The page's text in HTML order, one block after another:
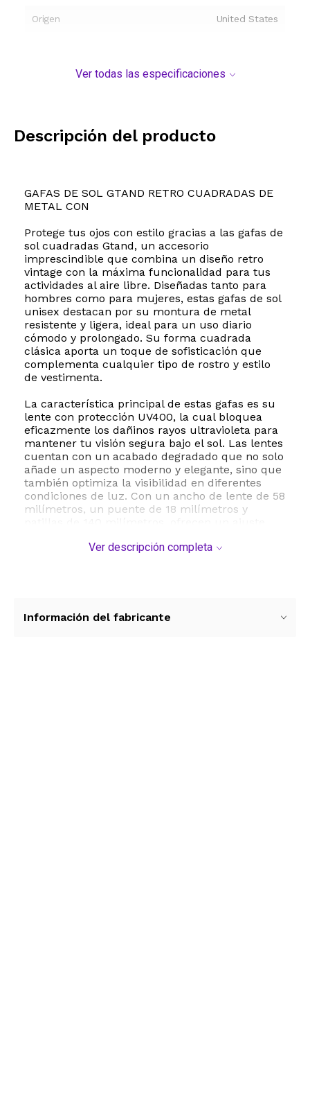
Origen United States
Ver todas las especificaciones
Descripción del producto
GAFAS DE SOL GTAND RETRO CUADRADAS DE
METAL CON
Protege tus ojos con estilo gracias a las gafas de
sol cuadradas Gtand, un accesorio
imprescindible que combina un diseño retro
vintage con la máxima funcionalidad para tus
actividades al aire libre. Diseñadas tanto para
hombres como para mujeres, estas gafas de sol
unisex destacan por su montura de metal
resistente y ligera, ideal para un uso diario
cómodo y prolongado. Su forma cuadrada
clásica aporta un toque de sofisticación que
complementa cualquier tipo de rostro y estilo
de vestimenta.
La característica principal de estas gafas es su
lente con protección UV400, la cual bloquea
eficazmente los dañinos rayos ultravioleta para
mantener tu visión segura bajo el sol. Las lentes
cuentan con un acabado degradado que no solo
añade un aspecto moderno y elegante, sino que
también optimiza la visibilidad en diferentes
condiciones de luz. Con un ancho de lente de 58
milímetros, un puente de 18 milímetros y
forma segura al contorno de tu rostro.
durabilidad, protección y un diseño de moda
Ver descripción completa
Información del fabricante